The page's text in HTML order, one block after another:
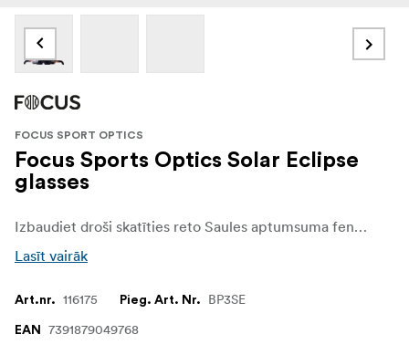
FOCUS SPORT OPTICS
Focus Sports Optics Solar Eclipse
glasses
Izbaudiet droši skatīties reto Saules aptumsuma fenomenu ar “Focus Sport Optics” Saules aptumsuma brillēm. Mūsu Saules aptumsuma brilles, kas ir izgatavotas ar augstas kvalitātes objektīviem, piedāvā vislabāko skatīšanās pieredzi ar 100% drošību!
Lasīt vairāk
Art.nr. 116175 Pieg. Art. Nr. BP3SE
EAN 7391879049768